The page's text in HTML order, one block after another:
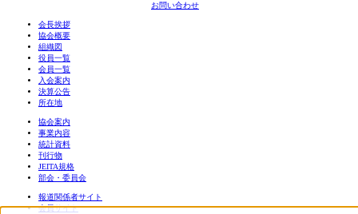
お問い合わせ
会長挨拶
協会概要
組織図
役員一覧
会員一覧
入会案内
決算公告
所在地
協会案内
事業内容
統計資料
刊行物
JEITA規格
部会・委員会
報道関係者サイト
会員サイト